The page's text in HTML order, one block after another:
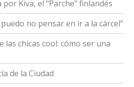
por Kiva, el "Parche" finlandés
no pensar en ir a la cárcel”
las chicas cool: cómo ser una
de la Ciudad